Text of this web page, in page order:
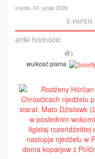
srjeda, 03. junija 2026
E-PAPER:
artikl hódnoćić
(0 )
wulkosć pisma